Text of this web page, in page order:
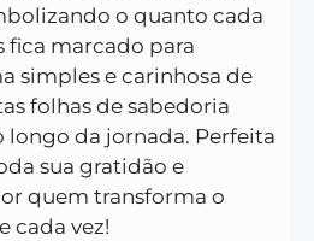
o quanto cada
fica marcado para
simples e carinhosa de
folhas de sabedoria
da jornada. Perfeita
sua gratidão e
quem transforma o
cada vez!